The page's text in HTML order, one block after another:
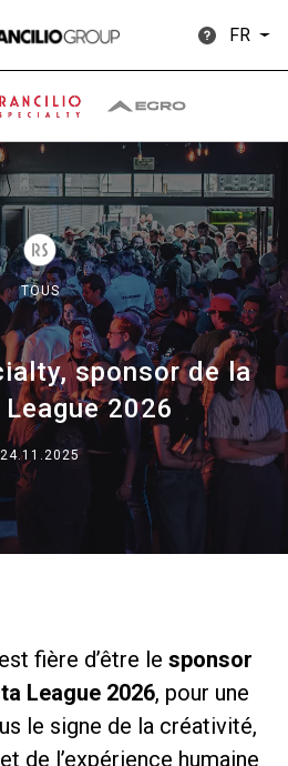
FR
TOUS
sponsor de la
2026
24.11.2025
fière d’être le sponsor
League 2026, pour une
le signe de la créativité,
de l’expérience humaine
Nouvelles Télécharger
Plus
de